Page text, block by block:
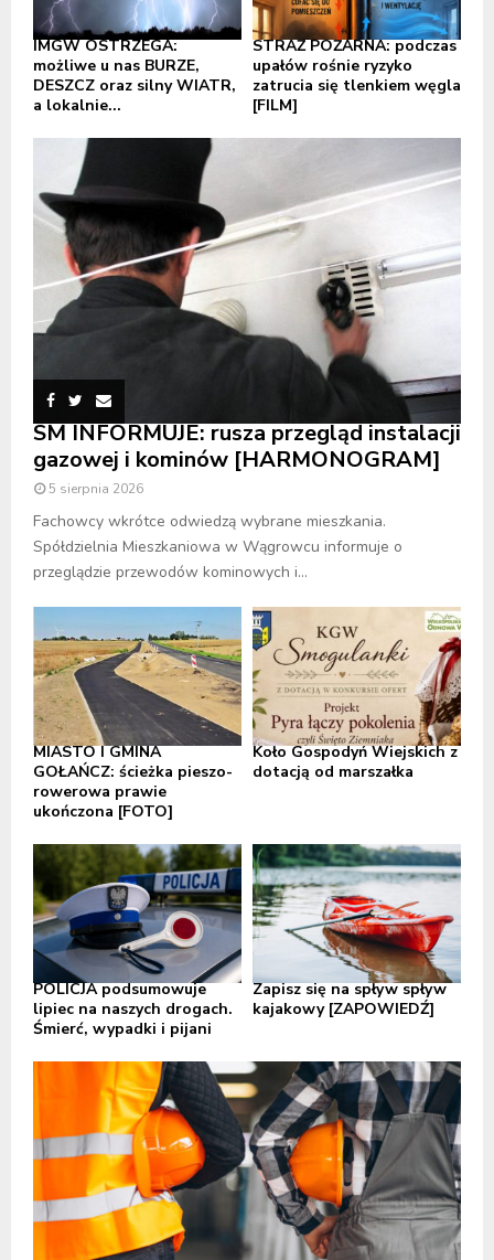
IMGW OSTRZEGA:
możliwe u nas BURZE,
DESZCZ oraz silny WIATR,
a lokalnie...
STRAŻ POŻARNA: podczas
upałów rośnie ryzyko
zatrucia się tlenkiem węgla
[FILM]
SM INFORMUJE: rusza przegląd instalacji
gazowej i kominów [HARMONOGRAM]
5 sierpnia 2026
Fachowcy wkrótce odwiedzą wybrane mieszkania.
Spółdzielnia Mieszkaniowa w Wągrowcu informuje o
przeglądzie przewodów kominowych i...
MIASTO I GMINA
GOŁAŃCZ: ścieżka pieszo-
rowerowa prawie
ukończona [FOTO]
Koło Gospodyń Wiejskich z
dotacją od marszałka
POLICJA podsumowuje
lipiec na naszych drogach.
Śmierć, wypadki i pijani
Zapisz się na spływ spływ
kajakowy [ZAPOWIEDŹ]